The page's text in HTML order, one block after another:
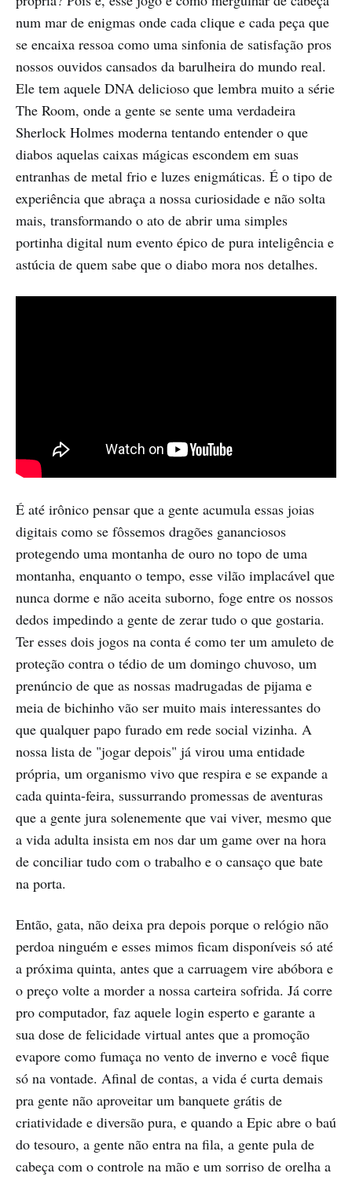
num mar de enigmas onde cada clique e cada peça que
se encaixa ressoa como uma sinfonia de satisfação pros
nossos ouvidos cansados da barulheira do mundo real.
Ele tem aquele DNA delicioso que lembra muito a série
The Room, onde a gente se sente uma verdadeira
Sherlock Holmes moderna tentando entender o que
diabos aquelas caixas mágicas escondem em suas
entranhas de metal frio e luzes enigmáticas. É o tipo de
experiência que abraça a nossa curiosidade e não solta
mais, transformando o ato de abrir uma simples
portinha digital num evento épico de pura inteligência e
astúcia de quem sabe que o diabo mora nos detalhes.
É até irônico pensar que a gente acumula essas joias
digitais como se fôssemos dragões gananciosos
protegendo uma montanha de ouro no topo de uma
montanha, enquanto o tempo, esse vilão implacável que
nunca dorme e não aceita suborno, foge entre os nossos
dedos impedindo a gente de zerar tudo o que gostaria.
Ter esses dois jogos na conta é como ter um amuleto de
proteção contra o tédio de um domingo chuvoso, um
prenúncio de que as nossas madrugadas de pijama e
meia de bichinho vão ser muito mais interessantes do
que qualquer papo furado em rede social vizinha. A
nossa lista de "jogar depois" já virou uma entidade
própria, um organismo vivo que respira e se expande a
cada quinta-feira, sussurrando promessas de aventuras
que a gente jura solenemente que vai viver, mesmo que
a vida adulta insista em nos dar um game over na hora
de conciliar tudo com o trabalho e o cansaço que bate
na porta.
Então, gata, não deixa pra depois porque o relógio não
perdoa ninguém e esses mimos ficam disponíveis só até
a próxima quinta, antes que a carruagem vire abóbora e
o preço volte a morder a nossa carteira sofrida. Já corre
pro computador, faz aquele login esperto e garante a
sua dose de felicidade virtual antes que a promoção
evapore como fumaça no vento de inverno e você fique
só na vontade. Afinal de contas, a vida é curta demais
pra gente não aproveitar um banquete grátis de
criatividade e diversão pura, e quando a Epic abre o baú
do tesouro, a gente não entra na fila, a gente pula de
cabeça com o controle na mão e um sorriso de orelha a